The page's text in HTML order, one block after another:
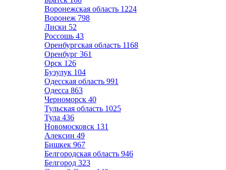
Воронежская область 1224
Воронеж 798
Лиски 52
Россошь 43
Оренбургская область 1168
Оренбург 361
Орск 126
Бузулук 104
Одесская область 991
Одесса 863
Черноморск 40
Тульская область 1025
Тула 436
Новомосковск 131
Алексин 49
Бишкек 967
Белгородская область 946
Белгород 323